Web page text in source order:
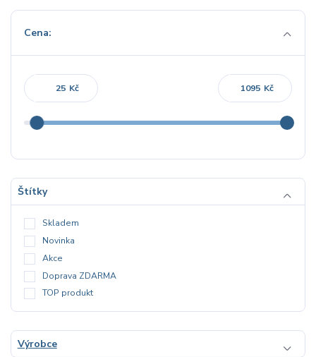
Cena:
Kč Kč
Štítky
Skladem
Novinka
Akce
Doprava ZDARMA
TOP produkt
Výrobce